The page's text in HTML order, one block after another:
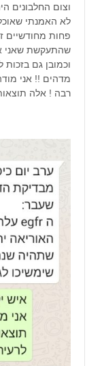
וצום החלבונים
לא האמנתי
פחות מחודשיים
שהתעקשת שאני
וכמובן גם
מדהים !! אני
רבה ! אלה תוצאות הכי